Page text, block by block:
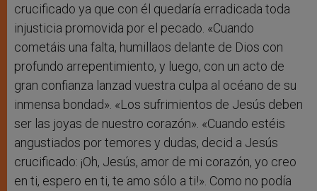
crucificado ya que con él quedaría erradicada toda
injusticia promovida por el pecado. «Cuando
cometáis una falta, humillaos delante de Dios con
profundo arrepentimiento, y luego, con un acto de
gran confianza lanzad vuestra culpa al océano de su
inmensa bondad». «Los sufrimientos de Jesús deben
ser las joyas de nuestro corazón». «Cuando estéis
angustiados por temores y dudas, decid a Jesús
crucificado: ¡Oh, Jesús, amor de mi corazón, yo creo
en ti, espero en ti, te amo sólo a ti!». Como no podía